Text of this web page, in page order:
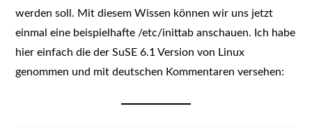
werden soll. Mit diesem Wissen können wir uns jetzt
einmal eine beispielhafte /etc/inittab anschauen. Ich habe
hier einfach die der SuSE 6.1 Version von Linux
genommen und mit deutschen Kommentaren versehen: